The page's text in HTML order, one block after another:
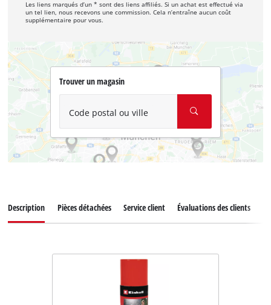
Les liens marqués d’un * sont des liens affiliés. Si un achat est effectué via
un tel lien, nous recevons une commission. Cela n’entraîne aucun coût
supplémentaire pour vous.
Trouver un magasin
Code postal ou ville
Description Pièces détachées Service client Évaluations des clients